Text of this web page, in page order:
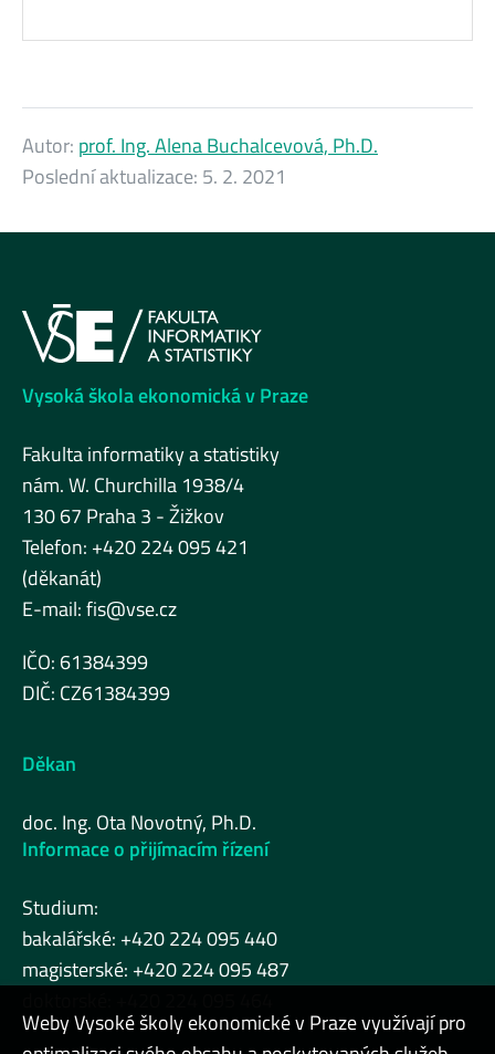
Autor: prof. Ing. Alena Buchalcevová, Ph.D.
Poslední aktualizace: 5. 2. 2021
Vysoká škola ekonomická v Praze
Fakulta informatiky a statistiky
nám. W. Churchilla 1938/4
130 67 Praha 3 - Žižkov
Telefon: +420 224 095 421
(děkanát)
E-mail:fis@vse.cz
IČO: 61384399
DIČ: CZ61384399
Děkan
doc. Ing. Ota Novotný, Ph.D.
Informace o přijímacím řízení
Studium:
bakalářské: +420 224 095 440
magisterské: +420 224 095 487
Weby Vysoké školy ekonomické v Praze využívají pro